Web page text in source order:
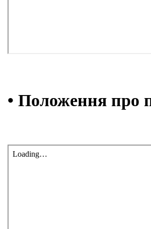
• Положення про